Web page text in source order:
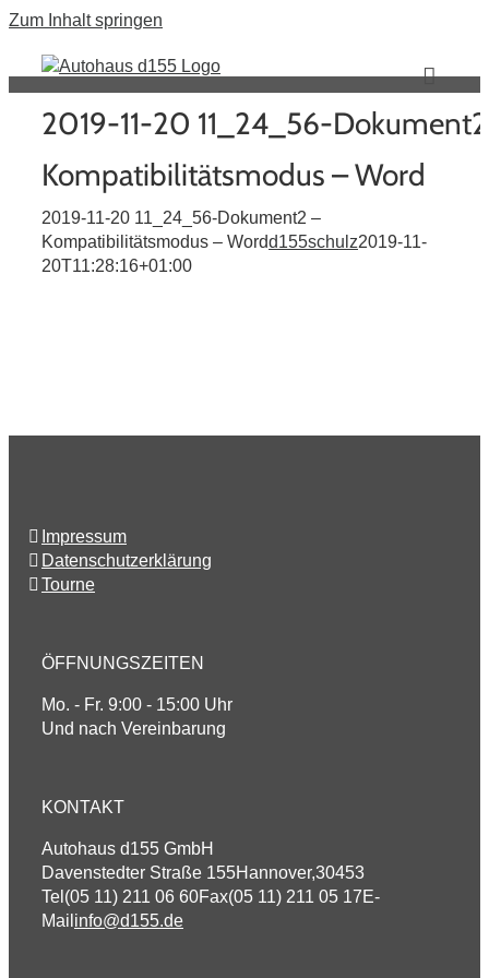
Zum Inhalt springen
2019-11-20 11_24_56-
Kompatibilitätsmodus – Word
2019-11-20 11_24_56-Dokument2 –
Kompatibilitätsmodus – Wordd155schulz2019-11-
20T11:28:16+01:00
Impressum
Datenschutzerklärung
Tourne
ÖFFNUNGSZEITEN
Mo. - Fr. 9:00 - 15:00 Uhr
Und nach Vereinbarung
KONTAKT
Autohaus d155 GmbH
Davenstedter Straße 155Hannover,30453
Tel (05 11) 211 06 60Fax(05 11) 211 05 17E-
Mail info@d155.de